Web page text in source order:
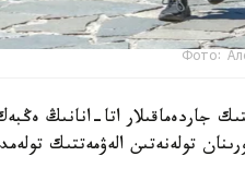
Фото:
جاردەماقىلار اتا-انانىڭ
تولەنەتىن الەۋمەتتىك